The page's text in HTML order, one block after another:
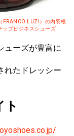
FRANCO LUZI）の内羽根
ップビジネスシューズ
ューズが豊富に
れたドレッシー
ト